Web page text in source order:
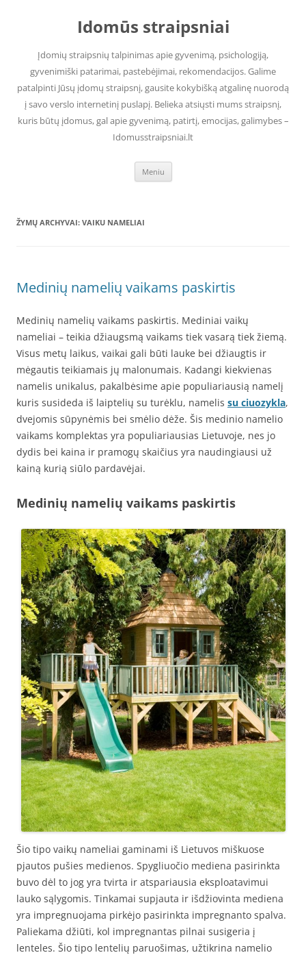
Idomūs straipsniai
Įdomių straipsnių talpinimas apie gyvenimą, psichologiją,
gyvenimiški patarimai, pastebėjimai, rekomendacijos. Galime
patalpinti Jūsų įdomų straipsnį, gausite kokybišką atgalinę nuorodą
į savo verslo internetinį puslapį. Belieka atsiųsti mums straipsnį,
kuris būtų įdomus, gal apie gyvenimą, patirtį, emocijas, galimybes –
Idomusstraipsniai.lt
Meniu
ŽYMŲ ARCHYVAI: VAIKU NAMELIAI
Medinių namelių vaikams paskirtis
Medinių namelių vaikams paskirtis. Mediniai vaikų
nameliai – teikia džiaugsmą vaikams tiek vasarą tiek žiemą.
Visus metų laikus, vaikai gali būti lauke bei džiaugtis ir
mėgautis teikiamais jų malonumais. Kadangi kiekvienas
namelis unikalus, pakalbėsime apie populiariausią namelį
kuris susideda iš laiptelių su turėklu, namelis su ciuozykla,
dvejomis sūpynėmis bei smėlio dėže. Šis medinio namelio
vaikams komplektas yra populiariausias Lietuvoje, nes jo
dydis bei kaina ir pramogų skaičius yra naudingiausi už
kainą kurią siūlo pardavėjai.
Medinių namelių vaikams paskirtis
Šio tipo vaikų nameliai gaminami iš Lietuvos miškuose
pjautos pušies medienos. Spygliuočio mediena pasirinkta
buvo dėl to jog yra tvirta ir atspariausia eksploatavimui
lauko sąlygomis. Tinkamai supjauta ir išdžiovinta mediena
yra impregnuojama pirkėjo pasirinkta impregnanto spalva.
Paliekama džiūti, kol impregnantas pilnai susigeria į
lenteles. Šio tipo lentelių paruošimas, užtikrina namelio